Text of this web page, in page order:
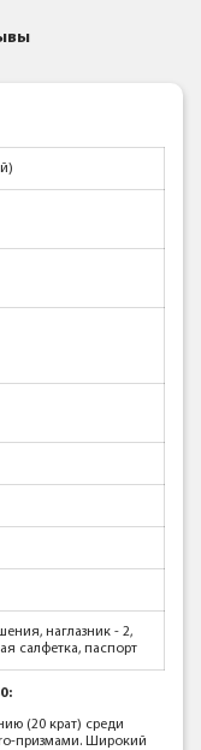
наглазник - 2,
салфетка, паспорт
(20 крат) среди
призмами. Широкий